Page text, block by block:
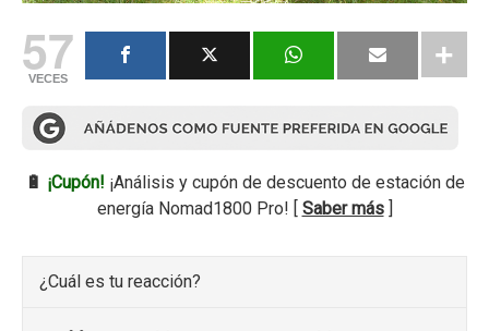
57
VECES
🔋 ¡Cupón! ¡Análisis y cupón de descuento de estación de
energía Nomad1800 Pro! [ Saber más]
¿Cuál es tu reacción?